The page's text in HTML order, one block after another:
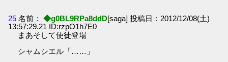
25 名前： ◆g0BL9RPa8ddD[saga] 投稿日：2012/12/08(土)
13:57:29.21 ID:rzpO1h7E0
まあそして使徒登場
シャムシエル「……」